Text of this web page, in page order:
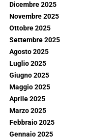
Dicembre 2025
Novembre 2025
Ottobre 2025
Settembre 2025
Agosto 2025
Luglio 2025
Giugno 2025
Maggio 2025
Aprile 2025
Marzo 2025
Febbraio 2025
Gennaio 2025